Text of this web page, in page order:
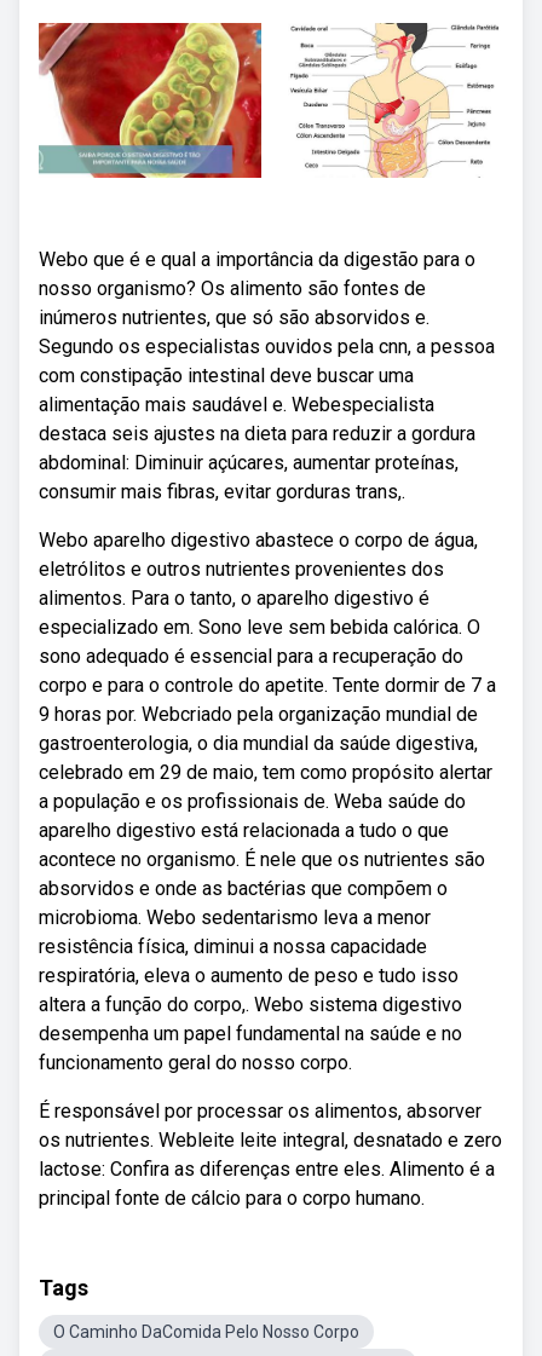
Webo que é e qual a importância da digestão para o
nosso organismo? Os alimento são fontes de
inúmeros nutrientes, que só são absorvidos e.
Segundo os especialistas ouvidos pela cnn, a pessoa
com constipação intestinal deve buscar uma
alimentação mais saudável e. Webespecialista
destaca seis ajustes na dieta para reduzir a gordura
abdominal: Diminuir açúcares, aumentar proteínas,
consumir mais fibras, evitar gorduras trans,.
Webo aparelho digestivo abastece o corpo de água,
eletrólitos e outros nutrientes provenientes dos
alimentos. Para o tanto, o aparelho digestivo é
especializado em. Sono leve sem bebida calórica. O
sono adequado é essencial para a recuperação do
corpo e para o controle do apetite. Tente dormir de 7 a
9 horas por. Webcriado pela organização mundial de
gastroenterologia, o dia mundial da saúde digestiva,
celebrado em 29 de maio, tem como propósito alertar
a população e os profissionais de. Weba saúde do
aparelho digestivo está relacionada a tudo o que
acontece no organismo. É nele que os nutrientes são
absorvidos e onde as bactérias que compõem o
microbioma. Webo sedentarismo leva a menor
resistência física, diminui a nossa capacidade
respiratória, eleva o aumento de peso e tudo isso
altera a função do corpo,. Webo sistema digestivo
desempenha um papel fundamental na saúde e no
funcionamento geral do nosso corpo.
É responsável por processar os alimentos, absorver
os nutrientes. Webleite leite integral, desnatado e zero
lactose: Confira as diferenças entre eles. Alimento é a
principal fonte de cálcio para o corpo humano.
Tags
O Caminho DaComida Pelo Nosso Corpo